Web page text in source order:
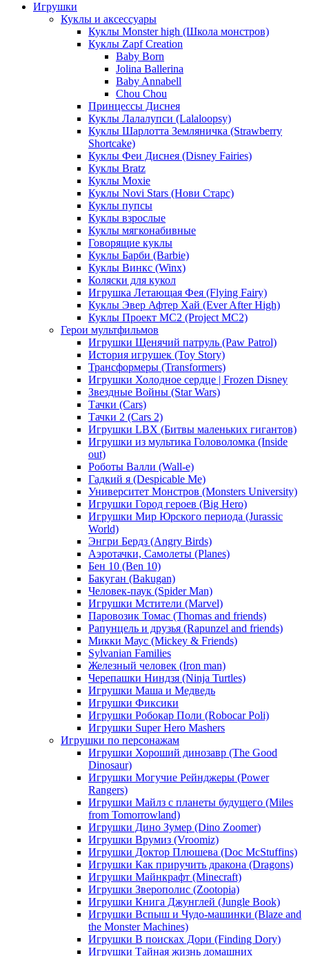
Игрушки
Куклы и аксессуары
Куклы Monster high (Школа монстров)
Куклы Zapf Creation
Baby Born
Jolina Ballerina
Baby Annabell
Chou Chou
Принцессы Диснея
Куклы Лалалупси (Lalaloopsy)
Куклы Шарлотта Земляничка (Strawberry
Shortcake)
Куклы Феи Диснея (Disney Fairies)
Куклы Bratz
Куклы Moxie
Куклы Novi Stars (Нови Старс)
Куклы пупсы
Куклы взрослые
Куклы мягконабивные
Говорящие куклы
Куклы Барби (Barbie)
Куклы Винкс (Winx)
Коляски для кукол
Игрушка Летающая Фея (Flying Fairy)
Куклы Эвер Афтер Хай (Ever After High)
Куклы Проект МС2 (Project MC2)
Герои мультфильмов
Игрушки Щенячий патруль (Paw Patrol)
История игрушек (Toy Story)
Трансформеры (Transformers)
Игрушки Холодное сердце | Frozen Disney
Звездные Войны (Star Wars)
Тачки (Cars)
Тачки 2 (Cars 2)
Игрушки LBX (Битвы маленьких гигантов)
Игрушки из мультика Головоломка (Inside
out)
Роботы Валли (Wall-e)
Гадкий я (Despicable Me)
Университет Монстров (Monsters University)
Игрушки Город героев (Big Hero)
Игрушки Мир Юрского периода (Jurassic
World)
Энгри Бердз (Angry Birds)
Аэротачки, Самолеты (Planes)
Бен 10 (Ben 10)
Бакуган (Bakugan)
Человек-паук (Spider Man)
Игрушки Мстители (Marvel)
Паровозик Томас (Thomas and friends)
Рапунцель и друзья (Rapunzel and friends)
Микки Маус (Mickey & Friends)
Sylvanian Families
Железный человек (Iron man)
Черепашки Ниндзя (Ninja Turtles)
Игрушки Маша и Медведь
Игрушки Фиксики
Игрушки Робокар Поли (Robocar Poli)
Игрушки Super Hero Mashers
Игрушки по персонажам
Игрушки Хороший динозавр (The Good
Dinosaur)
Игрушки Могучие Рейнджеры (Power
Rangers)
Игрушки Майлз с планеты будущего (Miles
from Tomorrowland)
Игрушки Дино Зумер (Dino Zoomer)
Игрушки Врумиз (Vroomiz)
Игрушки Доктор Плюшева (Doc McStuffins)
Игрушки Как приручить дракона (Dragons)
Игрушки Майнкрафт (Minecraft)
Игрушки Зверополис (Zootopia)
Игрушки Книга Джунглей (Jungle Book)
Игрушки Вспыш и Чудо-машинки (Blaze and
the Monster Machines)
Игрушки В поисках Дори (Finding Dory)
Игрушки Тайная жизнь домашних